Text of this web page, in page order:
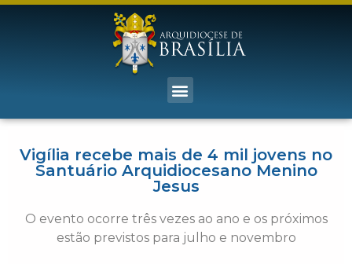
Vigília recebe mais de 4 mil jovens no
Santuário Arquidiocesano Menino
Jesus
O evento ocorre três vezes ao ano e os próximos
estão previstos para julho e novembro